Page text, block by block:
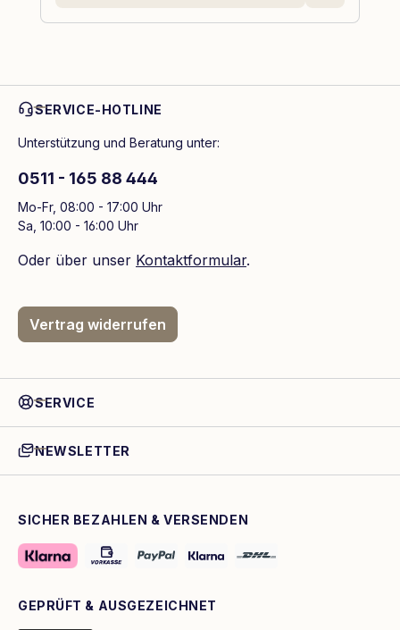
SERVICE-HOTLINE
Unterstützung und Beratung unter:
0511 - 165 88 444
Mo-Fr, 08:00 - 17:00 Uhr
Sa, 10:00 - 16:00 Uhr
Oder über unser Kontaktformular.
Vertrag widerrufen
SERVICE
NEWSLETTER
SICHER BEZAHLEN & VERSENDEN
GEPRÜFT & AUSGEZEICHNET